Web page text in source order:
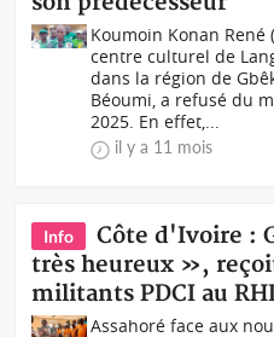
Koumoin Konan René
centre culturel de
dans la région de
Béoumi, a refusé du
2025. En effet,...
il y a 11 mois
Info
Côte d'Ivoire :
très heureux »,
militants PDCI au
Assahoré face aux